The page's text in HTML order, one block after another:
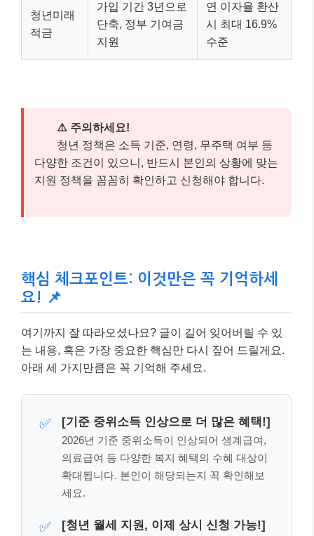
청년미래
적금
가입 기간 3년으로
단축, 정부 기여금
지원
연 이자율 환산
시 최대 16.9%
수준
⚠️ 주의하세요!
청년 정책은 소득 기준, 연령, 무주택 여부 등
다양한 조건이 있으니, 반드시 본인의 상황에 맞는
지원 정책을 꼼꼼히 확인하고 신청해야 합니다.
핵심 체크포인트: 이것만은 꼭 기억하세
요! 📌
여기까지 잘 따라오셨나요? 글이 길어 잊어버릴 수 있
는 내용, 혹은 가장 중요한 핵심만 다시 짚어 드릴게요.
아래 세 가지만큼은 꼭 기억해 주세요.
✅ [기준 중위소득 인상으로 더 많은 혜택!]
2026년 기준 중위소득이 인상되어 생계급여,
의료급여 등 다양한 복지 혜택의 수혜 대상이
확대됩니다. 본인이 해당되는지 꼭 확인해보
세요.
✅